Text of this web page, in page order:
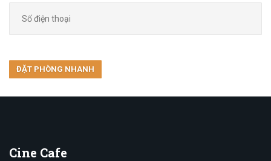
Cine Cafe